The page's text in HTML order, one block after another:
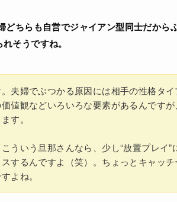
ちらも自営でジャイアン型同士だから
そうですね。
夫婦でぶつかる原因には相手の性格タ
値観などいろいろな要素があるんです
す。
ういう旦那さんなら、少し“放置プレイ”
するんですよ（笑）。ちょっとキャッ
よね。